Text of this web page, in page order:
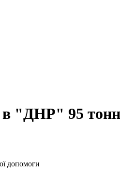
"ДНР" 95 тонн